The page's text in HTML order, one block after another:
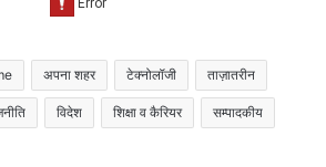
अपना शहर टेक्नोलॉजी ताज़ातरीन
विदेश शिक्षा व कैरियर सम्पादकीय